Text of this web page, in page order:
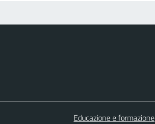
Educazione e formazione